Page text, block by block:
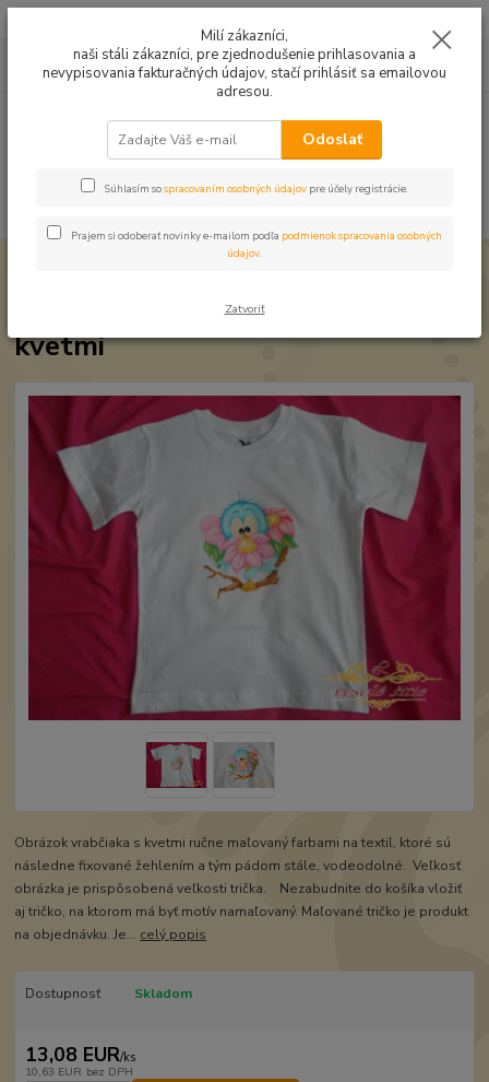
0949224331
9:00 -14:30
za0,00 EUR
Maľovaný motív VRABČIAK s kvetmi
Maľovaný motív VRABČIAK s
kvetmi
Obrázok vrabčiaka s kvetmi ručne maľovaný farbami na textil, ktoré sú
následne fixované žehlením a tým pádom stále, vodeodolné. Veľkosť
obrázka je prispôsobená veľkosti trička. Nezabudnite do košíka vložiť
aj tričko, na ktorom má byť motív namaľovaný. Maľované tričko je produkt
na objednávku. Je... celý popis
Dostupnosť Skladom
13,08 EUR/ks
10,63 EUR bez DPH
Milí zákazníci,
naši stáli zákazníci, pre zjednodušenie prihlasovania a
nevypisovania fakturačných údajov, stačí prihlásiť sa emailovou
adresou.
Odoslať
Súhlasím sospracovaním osobných údajov pre účely registrácie.
Prajem si odoberať novinky e-mailom podľa podmienok spracovania osobných
údajov.
Zatvoriť